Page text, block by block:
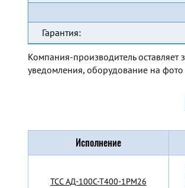
Гарантия:
Компания-производитель оставляет
уведомления, оборудование на фото
Исполнение
TCC АД-100С-Т400-1РМ26